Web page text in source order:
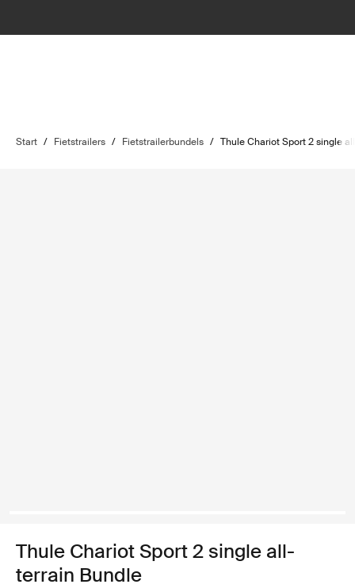
Start / Fietstrailers / Fietstrailerbundels / Thule Chariot Sport 2 single
Thule Chariot Sport 2 single all-
terrain Bundle